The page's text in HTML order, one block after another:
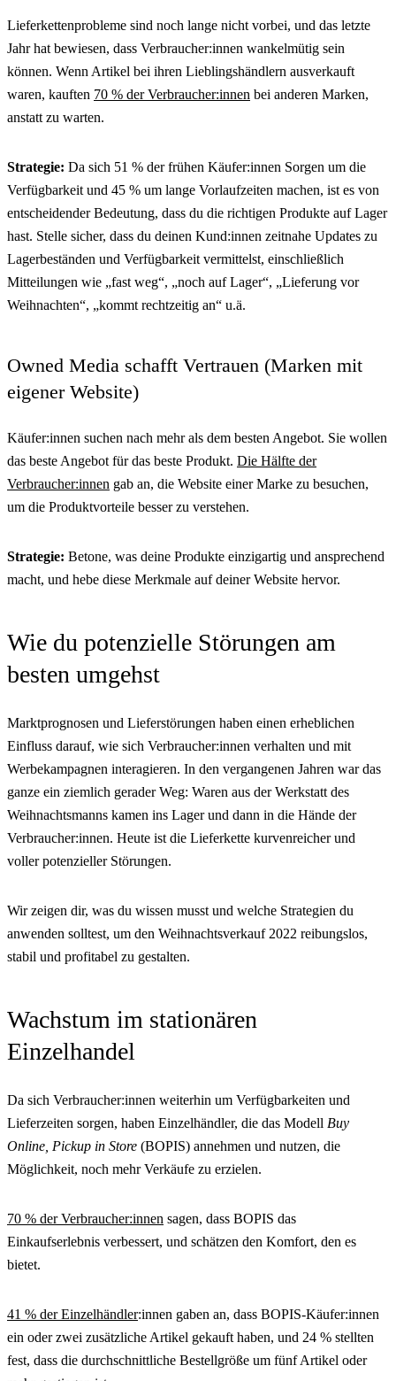
Lieferkettenprobleme sind noch lange nicht vorbei, und das letzte
Jahr hat bewiesen, dass Verbraucher:innen wankelmütig sein
können. Wenn Artikel bei ihren Lieblingshändlern ausverkauft
waren, kauften 70 % der Verbraucher:innen bei anderen Marken,
anstatt zu warten.
Strategie: Da sich 51 % der frühen Käufer:innen Sorgen um die
Verfügbarkeit und 45 % um lange Vorlaufzeiten machen, ist es von
entscheidender Bedeutung, dass du die richtigen Produkte auf Lager
hast. Stelle sicher, dass du deinen Kund:innen zeitnahe Updates zu
Lagerbeständen und Verfügbarkeit vermittelst, einschließlich
Mitteilungen wie „fast weg“, „noch auf Lager“, „Lieferung vor
Weihnachten“, „kommt rechtzeitig an“ u.ä.
Owned Media schafft Vertrauen (Marken mit
eigener Website)
Käufer:innen suchen nach mehr als dem besten Angebot. Sie wollen
das beste Angebot für das beste Produkt. Die Hälfte der
Verbraucher:innen gab an, die Website einer Marke zu besuchen,
um die Produktvorteile besser zu verstehen.
Strategie: Betone, was deine Produkte einzigartig und ansprechend
macht, und hebe diese Merkmale auf deiner Website hervor.
Wie du potenzielle Störungen am
besten umgehst
Marktprognosen und Lieferstörungen haben einen erheblichen
Einfluss darauf, wie sich Verbraucher:innen verhalten und mit
Werbekampagnen interagieren. In den vergangenen Jahren war das
ganze ein ziemlich gerader Weg: Waren aus der Werkstatt des
Weihnachtsmanns kamen ins Lager und dann in die Hände der
Verbraucher:innen. Heute ist die Lieferkette kurvenreicher und
voller potenzieller Störungen.
Wir zeigen dir, was du wissen musst und welche Strategien du
anwenden solltest, um den Weihnachtsverkauf 2022 reibungslos,
stabil und profitabel zu gestalten.
Wachstum im stationären
Einzelhandel
Da sich Verbraucher:innen weiterhin um Verfügbarkeiten und
Lieferzeiten sorgen, haben Einzelhändler, die das Modell Buy
Online, Pickup in Store (BOPIS) annehmen und nutzen, die
Möglichkeit, noch mehr Verkäufe zu erzielen.
70 % der Verbraucher:innen sagen, dass BOPIS das
Einkaufserlebnis verbessert, und schätzen den Komfort, den es
bietet.
41 % der Einzelhändler:innen gaben an, dass BOPIS-Käufer:innen
ein oder zwei zusätzliche Artikel gekauft haben, und 24 % stellten
fest, dass die durchschnittliche Bestellgröße um fünf Artikel oder